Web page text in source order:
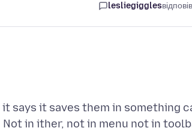
lesliegigglesвідповів
says it saves them in something
in ither, not in menu not in